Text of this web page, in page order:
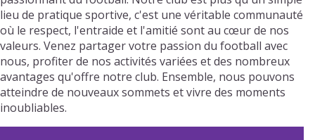
lieu de pratique sportive, c'est une véritable communauté
où le respect, l'entraide et l'amitié sont au cœur de nos
valeurs. Venez partager votre passion du football avec
nous, profiter de nos activités variées et des nombreux
avantages qu'offre notre club. Ensemble, nous pouvons
atteindre de nouveaux sommets et vivre des moments
inoubliables.